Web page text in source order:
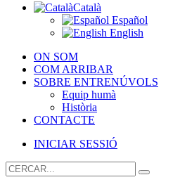
Català
Español
English
ON SOM
COM ARRIBAR
SOBRE ENTRENÚVOLS
Equip humà
Història
CONTACTE
INICIAR SESSIÓ